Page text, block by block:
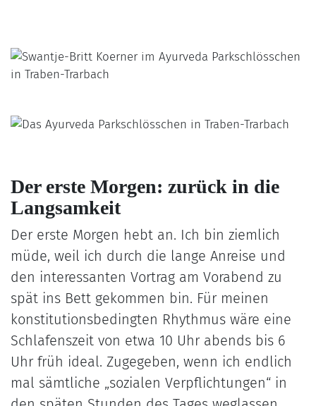
Der erste Morgen: zurück in die
Langsamkeit
Der erste Morgen hebt an. Ich bin ziemlich
müde, weil ich durch die lange Anreise und
den interessanten Vortrag am Vorabend zu
spät ins Bett gekommen bin. Für meinen
konstitutionsbedingten Rhythmus wäre eine
Schlafenszeit von etwa 10 Uhr abends bis 6
Uhr früh ideal. Zugegeben, wenn ich endlich
mal sämtliche „sozialen Verpflichtungen“ in